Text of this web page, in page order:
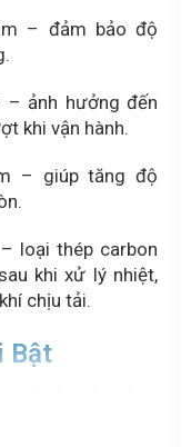
– đảm bảo độ
ảnh hưởng đến
khi vận hành.
– giúp tăng độ
loại thép carbon
khi xử lý nhiệt,
chịu tải.
Bật
nhiệt luyện ở